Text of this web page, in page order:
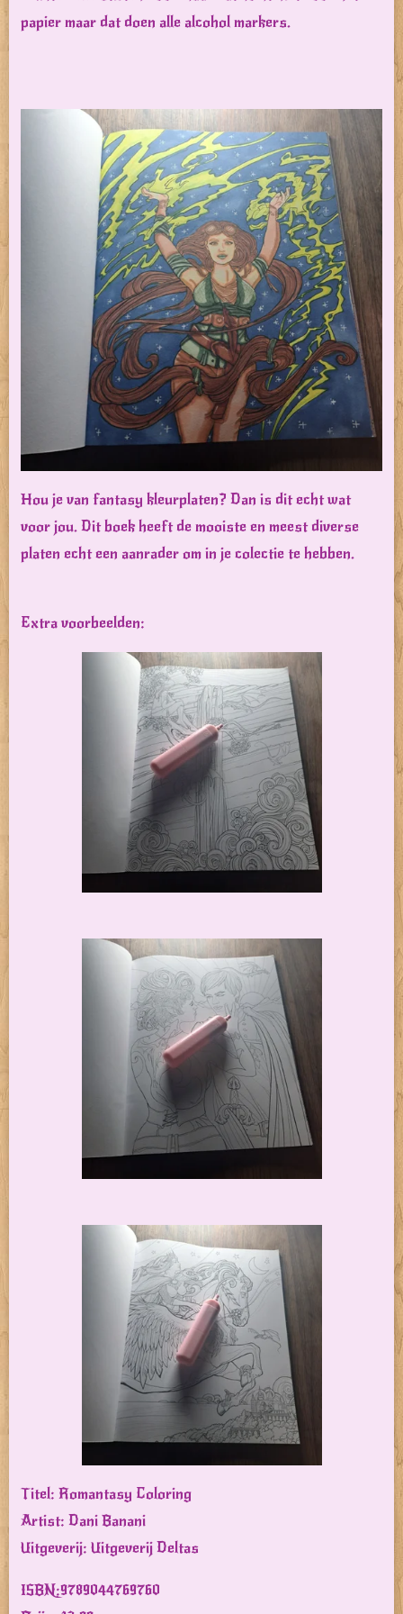
papier maar dat doen alle alcohol markers.
Hou je van fantasy kleurplaten? Dan is dit echt wat
voor jou. Dit boek heeft de mooiste en meest diverse
platen echt een aanrader om in je colectie te hebben.
Extra voorbeelden:
Titel: Romantasy Coloring
Artist: Dani Banani
Uitgeverij: Uitgeverij Deltas
ISBN:9789044769760